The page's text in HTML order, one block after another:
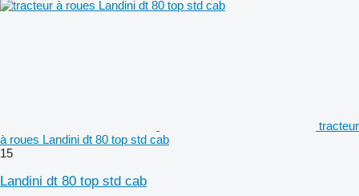
tracteur
à roues Landini dt 80 top std cab
15
Landini dt 80 top std cab